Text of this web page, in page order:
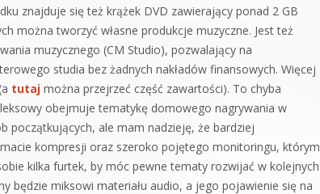
znajduje się też krążek DVD zawierający ponad 2 GB
można tworzyć własne produkcje muzyczne. Jest też
muzycznego (CM Studio), pozwalający na
studia bez żadnych nakładów finansowych. Więcej
tutaj można przejrzeć część zawartości). To chyba
obejmuje tematykę domowego nagrywania w
początkujących, ale mam nadzieję, że bardziej
kompresji oraz szeroko pojętego monitoringu, którym
kilka furtek, by móc pewne tematy rozwijać w kolejnych
będzie miksowi materiału audio, a jego pojawienie się na